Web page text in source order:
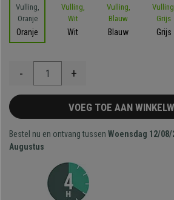
Oranje Wit Blauw Grijs
- +
VOEG TOE AAN
Bestel nu en ontvang tussen Woensdag 12/08/
Augustus